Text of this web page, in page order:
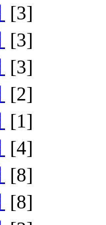
[3]
[3]
[3]
[2]
[1]
[4]
[8]
[8]